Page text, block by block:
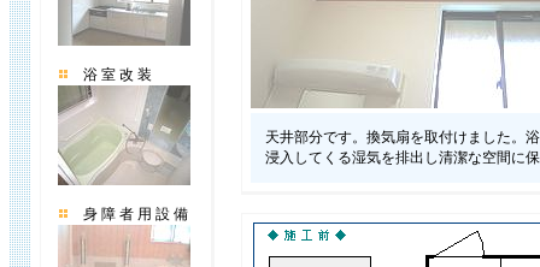
浴 室 改 装
身 障 者 用 設 備
天井部分です。換気扇を取付けました。
浸入してくる湿気を排出し清潔な空間に